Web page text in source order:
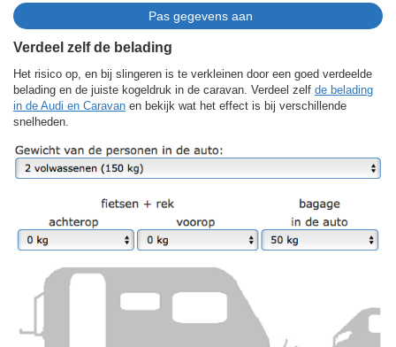
Verdeel zelf de belading
Het risico op, en bij slingeren is te verkleinen door een goed verdeelde
belading en de juiste kogeldruk in de caravan. Verdeel zelf de belading
in de Audi en Caravan en bekijk wat het effect is bij verschillende
snelheden.